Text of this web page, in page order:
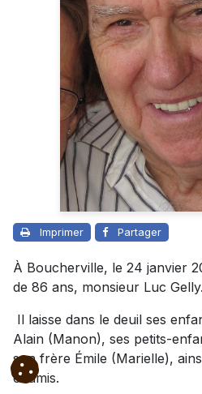
Imprimer Partager
À Boucherville, le 24 janvier
de 86 ans, monsieur Luc Gelly.
Il laisse dans le deuil ses
Alain (Manon), ses petits-
son frère Émile (Marielle),
et amis.